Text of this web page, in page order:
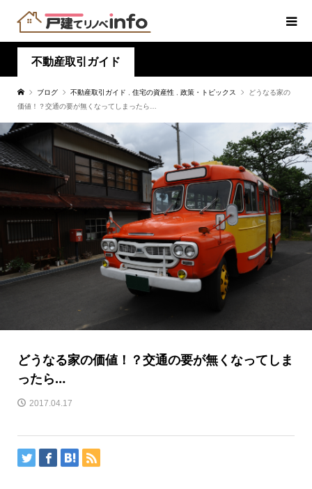
不動産取引ガイド
ブログ 不動産取引ガイド 住宅の資産性 政策・トピックス
どうなる家の
価値！？交通の要が無くなってしまったら…
どうなる家の価値！？交通の要が無くなってしま
ったら…
2017.04.17